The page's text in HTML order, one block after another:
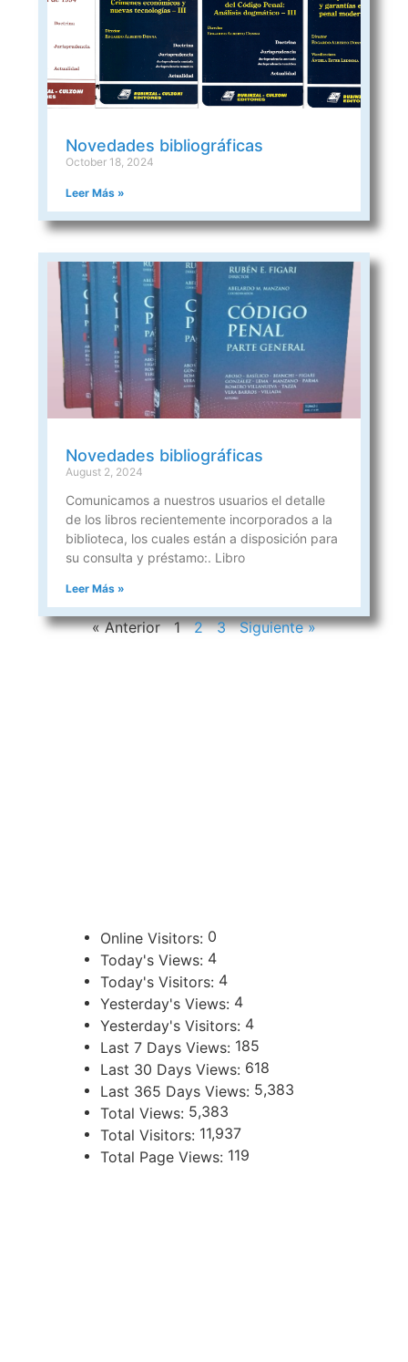
Novedades bibliográficas
October 18, 2024
Leer Más »
Novedades bibliográficas
August 2, 2024
Comunicamos a nuestros usuarios el detalle
de los libros recientemente incorporados a la
biblioteca, los cuales están a disposición para
su consulta y préstamo:. Libro
Leer Más »
« Anterior 1 2 3 Siguiente »
Online Visitors: 0
Today's Views: 4
Today's Visitors: 4
Yesterday's Views: 4
Yesterday's Visitors: 4
Last 7 Days Views: 185
Last 30 Days Views: 618
Last 365 Days Views: 5,383
Total Views: 5,383
Total Visitors: 11,937
Total Page Views: 119